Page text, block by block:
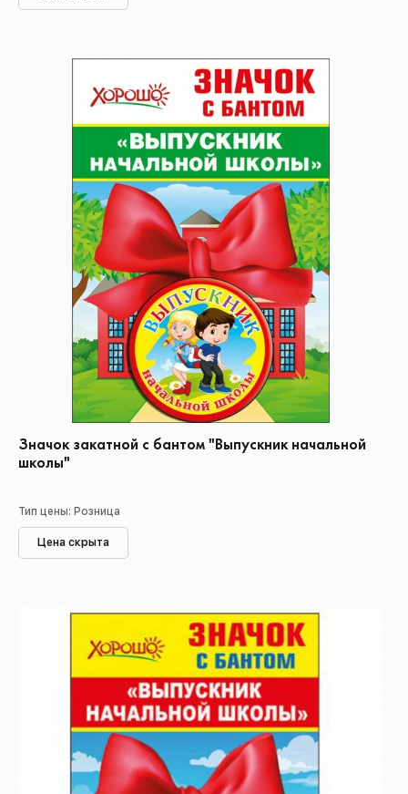
Значок закатной с бантом "Выпускник начальной
школы"
Тип цены: Розница
Цена скрыта